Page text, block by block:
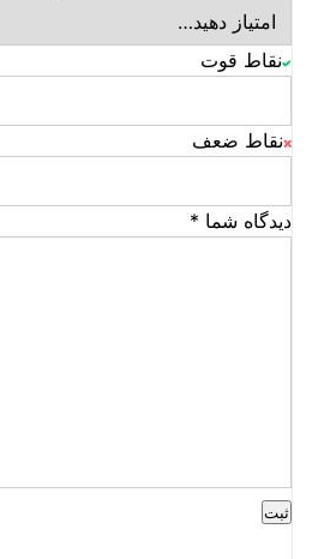
نقاط قوت
نقاط ضعف
دیدگاه شما *